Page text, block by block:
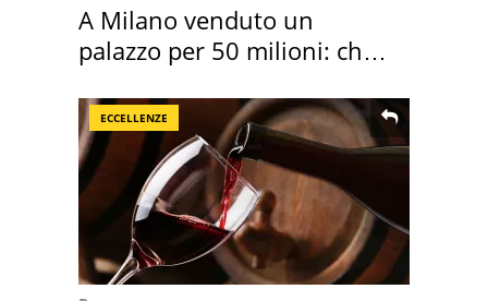
A Milano venduto un
palazzo per 50 milioni: chi
ECCELLENZE